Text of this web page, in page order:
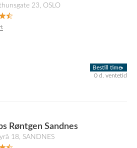
23, OSLO
Bestill time
0 d. ventetid
Røntgen Sandnes
18, SANDNES